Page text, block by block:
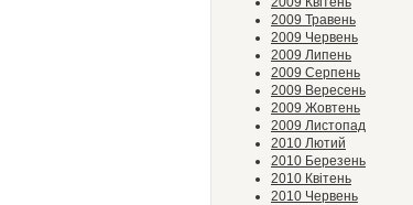
2009 Травень
2009 Червень
2009 Липень
2009 Серпень
2009 Вересень
2009 Жовтень
2009 Листопад
2010 Лютий
2010 Березень
2010 Квітень
2010 Червень